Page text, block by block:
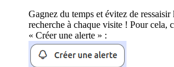
Gagnez du temps et évitez de ressaisir
recherche à chaque visite ! Pour cela,
« Créer une alerte » :